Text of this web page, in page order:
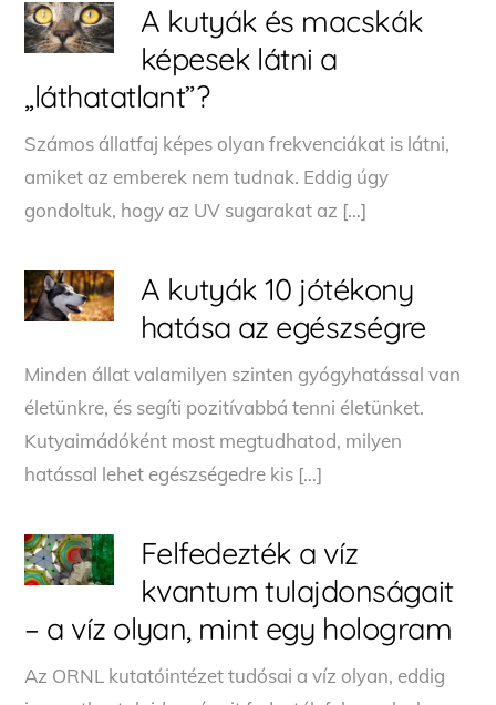
A kutyák és macskák
képesek látni a
„láthatatlant”?
Számos állatfaj képes olyan frekvenciákat is látni,
amiket az emberek nem tudnak. Eddig úgy
gondoltuk, hogy az UV sugarakat az […]
A kutyák 10 jótékony
hatása az egészségre
Minden állat valamilyen szinten gyógyhatással van
életünkre, és segíti pozitívabbá tenni életünket.
Kutyaimádóként most megtudhatod, milyen
hatással lehet egészségedre kis […]
Felfedezték a víz
kvantum tulajdonságait
– a víz olyan, mint egy hologram
Az ORNL kutatóintézet tudósai a víz olyan, eddig